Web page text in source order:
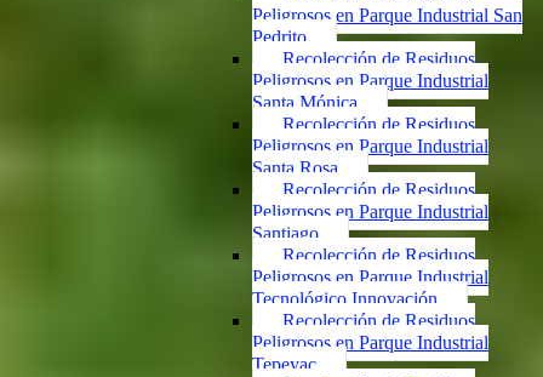
Peligrosos en Parque Industrial San
Pedrito
Recolección de Residuos
Peligrosos en Parque Industrial
Santa Mónica
Recolección de Residuos
Peligrosos en Parque Industrial
Santa Rosa
Recolección de Residuos
Peligrosos en Parque Industrial
Santiago
Recolección de Residuos
Peligrosos en Parque Industrial
Tecnológico Innovación
Recolección de Residuos
Peligrosos en Parque Industrial
Tepeyac